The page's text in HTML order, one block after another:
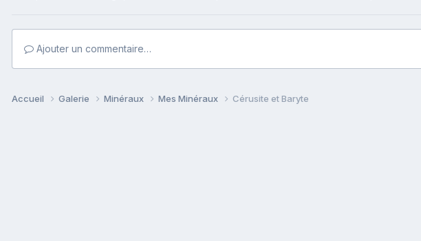
Ajouter un commentaire…
Accueil Galerie Minéraux Mes Minéraux Cérusite et Baryte